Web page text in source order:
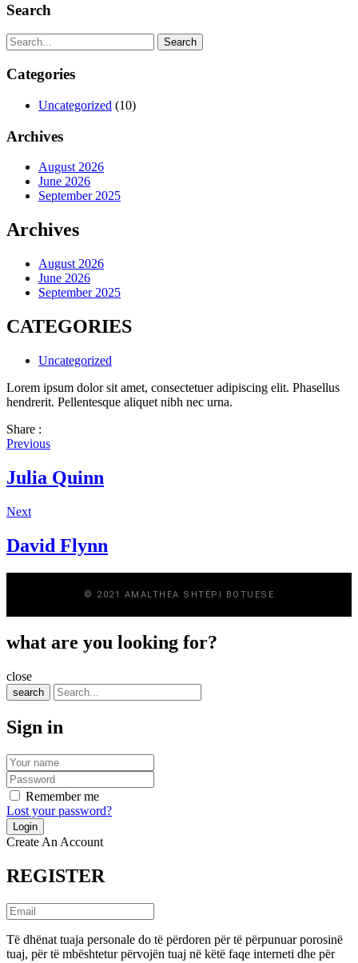
Search
Search
Categories
Uncategorized (10)
Archives
August 2026
June 2026
September 2025
Archives
August 2026
June 2026
September 2025
CATEGORIES
Uncategorized
Lorem ipsum dolor sit amet, consectetuer adipiscing elit. Phasellus
hendrerit. Pellentesque aliquet nibh nec urna.
Share :
Previous
Julia Quinn
Next
David Flynn
© 2021 AMALTHEA SHTËPI BOTUESE
what are you looking for?
close
search
Sign in
Remember me
Lost your password?
Create An Account
REGISTER
Të dhënat tuaja personale do të përdoren për të përpunuar porosinë
tuaj, për të mbështetur përvojën tuaj në këtë faqe interneti dhe për